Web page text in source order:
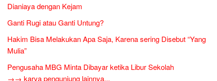
Dianiaya dengan Kejam
Ganti Rugi atau Ganti Untung?
Hakim Bisa Melakukan Apa Saja, Karena sering Disebut “Yang
Mulia”
Pengusaha MBG Minta Dibayar ketika Libur Sekolah
→→ karya pengunjung lainnya...